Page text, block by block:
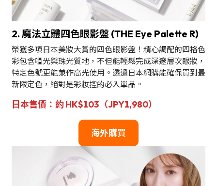
2. 魔法立體四色眼影盤 (THE Eye Palette R)
榮獲多項日本美妝大賞的四色眼影盤！精心調配的四格色
彩包含啞光與珠光質地，不但能輕鬆完成深邃層次眼妝，
特定色號更能兼作高光使用。透過日本網購能確保買到最
新限定色，絕對是彩妝控的必入單品。
日本售價：約 HK$103（JPY1,980）
海外購買